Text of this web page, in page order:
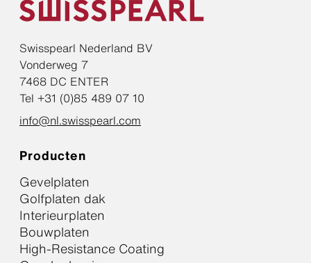
Swisspearl Nederland BV
Vonderweg 7
7468 DC ENTER
Tel +31 (0)85 489 07 10
info@nl.swisspearl.com
Producten
Gevelplaten
Golfplaten dak
Interieurplaten
Bouwplaten
High-Resistance Coating